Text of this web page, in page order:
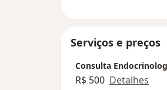
Serviços e preços
Consulta
R$ 500 Detalhes